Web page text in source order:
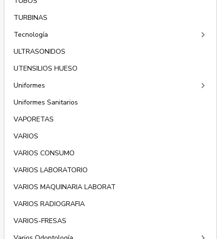
TURBINAS
Tecnología
keyboard_arrow_right
ULTRASONIDOS
UTENSILIOS HUESO
Uniformes
keyboard_arrow_right
Uniformes Sanitarios
VAPORETAS
VARIOS
VARIOS CONSUMO
VARIOS LABORATORIO
VARIOS MAQUINARIA LABORAT
VARIOS RADIOGRAFIA
VARIOS-FRESAS